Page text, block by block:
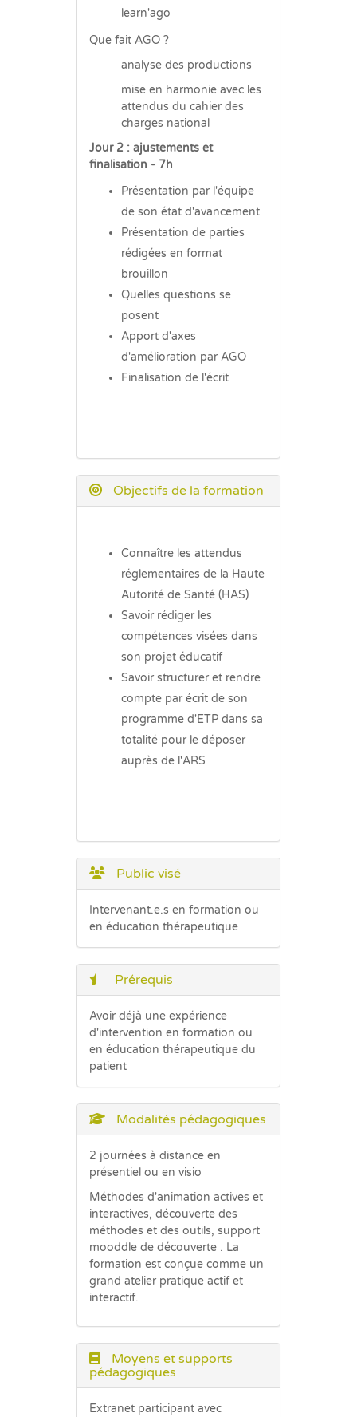
learn'ago
Que fait AGO ?
analyse des productions
mise en harmonie avec les
attendus du cahier des
charges national
Jour 2 : ajustements et
finalisation - 7h
Présentation par l'équipe
de son état d'avancement
Présentation de parties
rédigées en format
brouillon
Quelles questions se
posent
Apport d'axes
d'amélioration par AGO
Finalisation de l'écrit
Objectifs de la formation
Connaître les attendus
réglementaires de la Haute
Autorité de Santé (HAS)
Savoir rédiger les
compétences visées dans
son projet éducatif
Savoir structurer et rendre
compte par écrit de son
programme d'ETP dans sa
totalité pour le déposer
auprès de l'ARS
Public visé
Intervenant.e.s en formation ou
en éducation thérapeutique
Prérequis
Avoir déjà une expérience
d'intervention en formation ou
en éducation thérapeutique du
patient
Modalités pédagogiques
2 journées à distance en
présentiel ou en visio
Méthodes d'animation actives et
interactives, découverte des
méthodes et des outils, support
mooddle de découverte . La
formation est conçue comme un
grand atelier pratique actif et
interactif.
Moyens et supports
pédagogiques
Extranet participant avec